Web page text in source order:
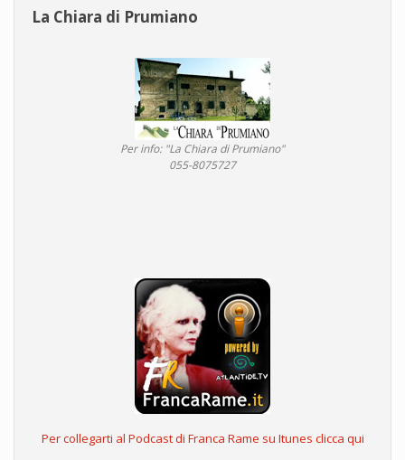
La Chiara di Prumiano
Per info: "La Chiara di Prumiano"
055-8075727
Per collegarti al Podcast di Franca Rame su Itunes clicca qui